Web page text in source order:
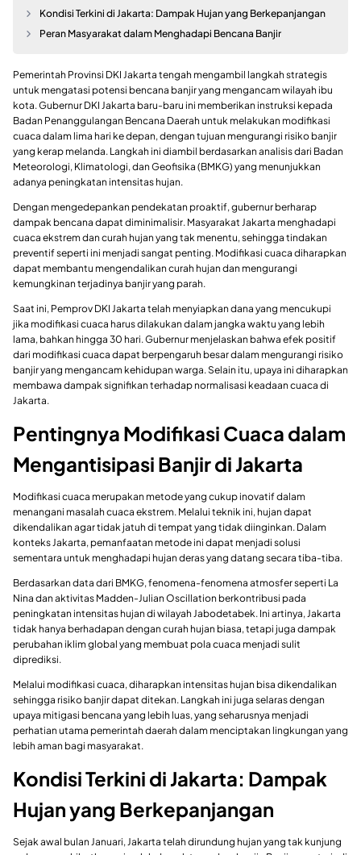
Kondisi Terkini di Jakarta: Dampak Hujan yang Berkepanjangan
Peran Masyarakat dalam Menghadapi Bencana Banjir
Pemerintah Provinsi DKI Jakarta tengah mengambil langkah strategis
untuk mengatasi potensi bencana banjir yang mengancam wilayah ibu
kota. Gubernur DKI Jakarta baru-baru ini memberikan instruksi kepada
Badan Penanggulangan Bencana Daerah untuk melakukan modifikasi
cuaca dalam lima hari ke depan, dengan tujuan mengurangi risiko banjir
yang kerap melanda. Langkah ini diambil berdasarkan analisis dari Badan
Meteorologi, Klimatologi, dan Geofisika (BMKG) yang menunjukkan
adanya peningkatan intensitas hujan.
Dengan mengedepankan pendekatan proaktif, gubernur berharap
dampak bencana dapat diminimalisir. Masyarakat Jakarta menghadapi
cuaca ekstrem dan curah hujan yang tak menentu, sehingga tindakan
preventif seperti ini menjadi sangat penting. Modifikasi cuaca diharapkan
dapat membantu mengendalikan curah hujan dan mengurangi
kemungkinan terjadinya banjir yang parah.
Saat ini, Pemprov DKI Jakarta telah menyiapkan dana yang mencukupi
jika modifikasi cuaca harus dilakukan dalam jangka waktu yang lebih
lama, bahkan hingga 30 hari. Gubernur menjelaskan bahwa efek positif
dari modifikasi cuaca dapat berpengaruh besar dalam mengurangi risiko
banjir yang mengancam kehidupan warga. Selain itu, upaya ini diharapkan
membawa dampak signifikan terhadap normalisasi keadaan cuaca di
Jakarta.
Pentingnya Modifikasi Cuaca dalam
Mengantisipasi Banjir di Jakarta
Modifikasi cuaca merupakan metode yang cukup inovatif dalam
menangani masalah cuaca ekstrem. Melalui teknik ini, hujan dapat
dikendalikan agar tidak jatuh di tempat yang tidak diinginkan. Dalam
konteks Jakarta, pemanfaatan metode ini dapat menjadi solusi
sementara untuk menghadapi hujan deras yang datang secara tiba-tiba.
Berdasarkan data dari BMKG, fenomena-fenomena atmosfer seperti La
Nina dan aktivitas Madden-Julian Oscillation berkontribusi pada
peningkatan intensitas hujan di wilayah Jabodetabek. Ini artinya, Jakarta
tidak hanya berhadapan dengan curah hujan biasa, tetapi juga dampak
perubahan iklim global yang membuat pola cuaca menjadi sulit
diprediksi.
Melalui modifikasi cuaca, diharapkan intensitas hujan bisa dikendalikan
sehingga risiko banjir dapat ditekan. Langkah ini juga selaras dengan
upaya mitigasi bencana yang lebih luas, yang seharusnya menjadi
perhatian utama pemerintah daerah dalam menciptakan lingkungan yang
lebih aman bagi masyarakat.
Kondisi Terkini di Jakarta: Dampak
Hujan yang Berkepanjangan
Sejak awal bulan Januari, Jakarta telah dirundung hujan yang tak kunjung